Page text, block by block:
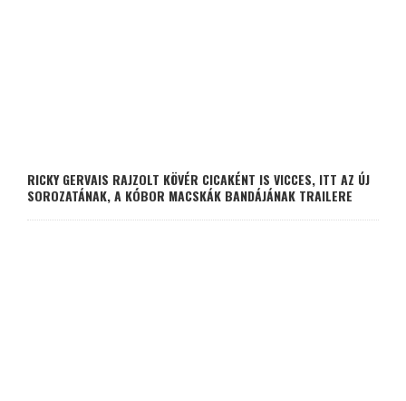
RICKY GERVAIS RAJZOLT KÖVÉR CICAKÉNT IS VICCES, ITT AZ ÚJ
SOROZATÁNAK, A KÓBOR MACSKÁK BANDÁJÁNAK TRAILERE